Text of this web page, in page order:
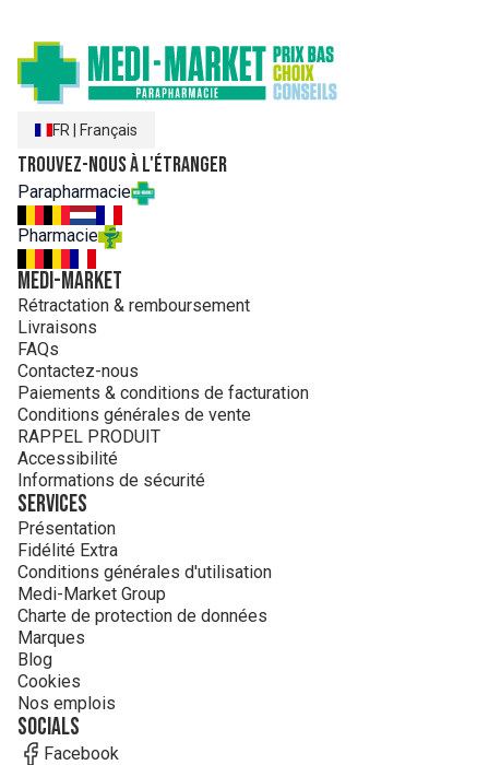
FR Français
Trouvez-nous à l'étranger
Parapharmacie
Pharmacie
MEDI-MARKET
Rétractation & remboursement
Livraisons
FAQs
Contactez-nous
Paiements & conditions de facturation
Conditions générales de vente
RAPPEL PRODUIT
Accessibilité
Informations de sécurité
Services
Présentation
Fidélité Extra
Conditions générales d'utilisation
Medi-Market Group
Charte de protection de données
Marques
Blog
Cookies
Nos emplois
Socials
Facebook